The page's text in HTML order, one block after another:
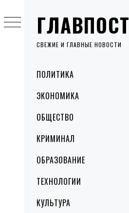
ГЛАВПОСТ
СВЕЖИЕ И ГЛАВНЫЕ НОВОСТИ
MenuПОЛИТИКА
ЭКОНОМИКА
ОБЩЕСТВО
КРИМИНАЛ
ОБРАЗОВАНИЕ
ТЕХНОЛОГИИ
КУЛЬТУРА
to
content